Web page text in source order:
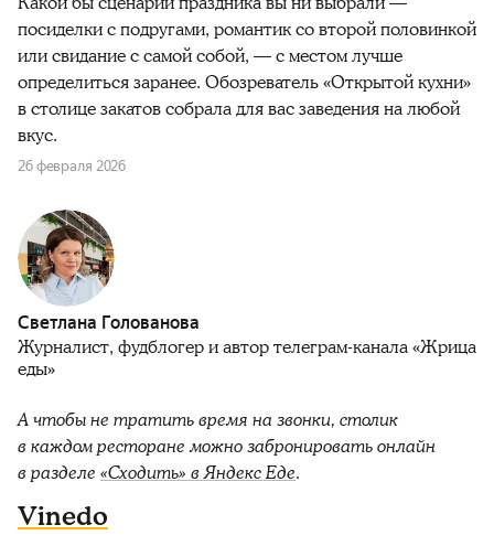
посиделки с подругами, романтик со второй половинкой
или свидание с самой собой, — с местом лучше
определиться заранее. Обозреватель «Открытой кухни»
в столице закатов собрала для вас заведения на любой
вкус.
26 февраля 2026
Светлана Голованова
Журналист, фудблогер и автор телеграм-канала «Жрица
еды»
А чтобы не тратить время на звонки, столик
в каждом ресторане можно забронировать онлайн
в разделе «Сходить» в Яндекс Еде.
Vinedo